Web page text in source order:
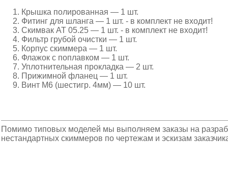
Крышка полированная — 1 шт.
Фитинг для шланга — 1 шт. - в комплект не входит!
Скимвак АТ 05.25 — 1 шт. - в комплект не входит!
Фильтр грубой очистки — 1 шт.
Корпус скиммера — 1 шт.
Флажок с поплавком — 1 шт.
Уплотнительная прокладка — 2 шт.
Прижимной фланец — 1 шт.
Винт М6 (шестигр. 4мм) — 10 шт.
Помимо типовых моделей мы выполняем заказы на
нестандартных скиммеров по чертежам и эскизам